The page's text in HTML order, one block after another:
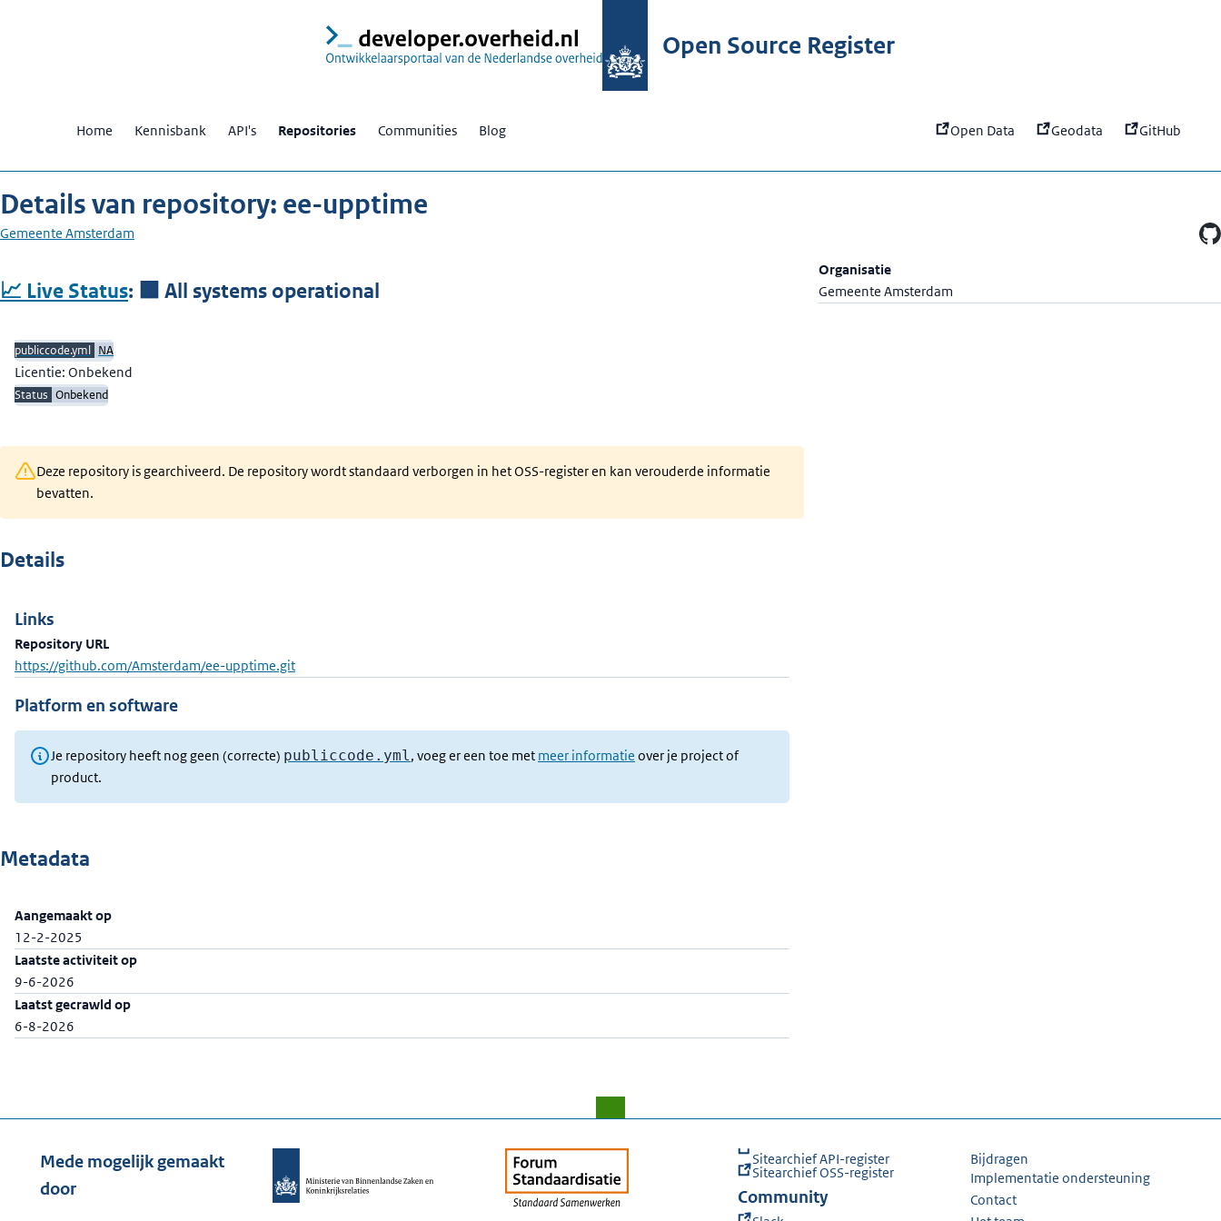
Open Source Register:
Home Kennisbank API's Repositories Communities Blog Open Data Geodata GitHub
Details van repository: ee-upptime
Gemeente Amsterdam
Beschrijving
📈 Live Status: 🟩 All systems operational
Organisatie
Gemeente Amsterdam
publiccode.yml NA
Licentie: Onbekend
Status Onbekend
Deze repository is gearchiveerd. De repository wordt standaard verborgen in het OSS-register en kan verouderde informatie
bevatten.
Details
Links
Repository URL
https://github.com/Amsterdam/ee-upptime.git
Platform en software
Je repository heeft nog geen (correcte) publiccode.yml, voeg er een toe met meer informatie over je project of
product.
Metadata
Aangemaakt op
12-2-2025
Laatste activiteit op
9-6-2026
Laatst gecrawld op
6-8-2026
Mede mogelijk gemaakt
door
Sitearchief API-register
Sitearchief OSS-register
Community
Bijdragen
Implementatie ondersteuning
Contact